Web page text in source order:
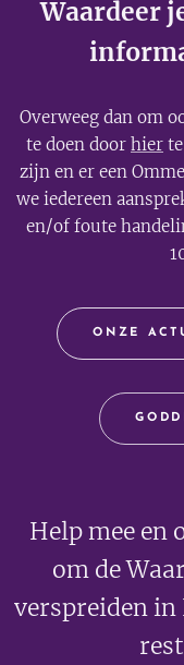
Waardeer
Overweeg dan om
te doen door hier
zijn en er een
we iedereen
en/of foute
ONZE
Help mee en
om de
verspreiden in